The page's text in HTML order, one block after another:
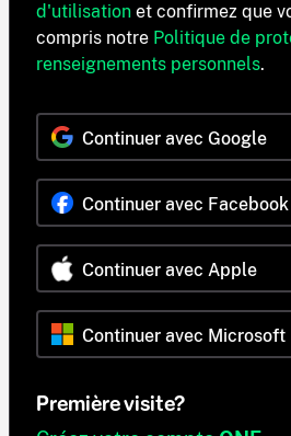
d'utilisation et confirmez que
compris notre Politique de
renseignements personnels.
Continuer avec Google
Continuer avec Facebook
Continuer avec Apple
Continuer avec Microsoft
Première visite?